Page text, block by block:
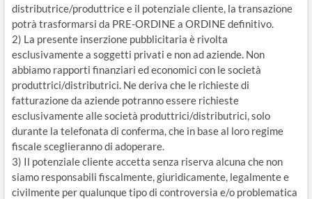
distributrice/produttrice e il potenziale cliente, la transazione
potrà trasformarsi da PRE-ORDINE a ORDINE definitivo.
2) La presente inserzione pubblicitaria è rivolta
esclusivamente a soggetti privati e non ad aziende. Non
abbiamo rapporti finanziari ed economici con le società
produttrici/distributrici. Ne deriva che le richieste di
fatturazione da aziende potranno essere richieste
esclusivamente alle società produttrici/distributrici, solo
durante la telefonata di conferma, che in base al loro regime
fiscale sceglieranno di adoperare.
3) Il potenziale cliente accetta senza riserva alcuna che non
siamo responsabili fiscalmente, giuridicamente, legalmente e
civilmente per qualunque tipo di controversia e/o problematica